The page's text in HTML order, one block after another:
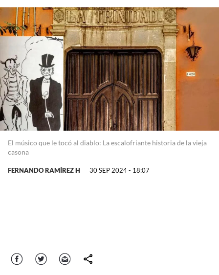
El músico que le tocó al diablo: La escalofriante historia de la vieja
casona
FERNANDO RAMÍREZ H 30 SEP 2024 - 18:07
Facebook Twitter Correo comparte